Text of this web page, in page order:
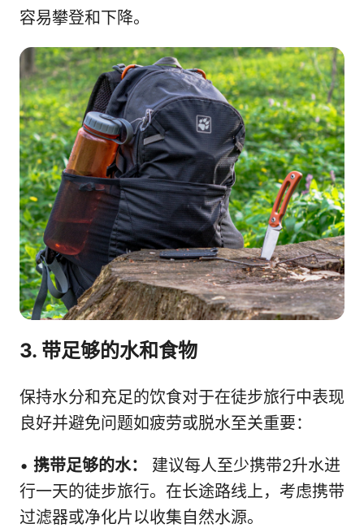
容易攀登和下降。
3. 带足够的水和食物
保持水分和充足的饮食对于在徒步旅行中表现
良好并避免问题如疲劳或脱水至关重要：
• 携带足够的水：
建议每人至少携带2升水进
行一天的徒步旅行。在长途路线上，考虑携带
过滤器或净化片以收集自然水源。